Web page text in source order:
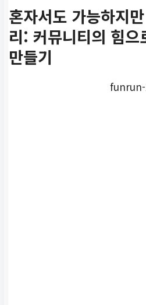
혼자서도 가능하지
리: 커뮤니티의 힘으
만들기